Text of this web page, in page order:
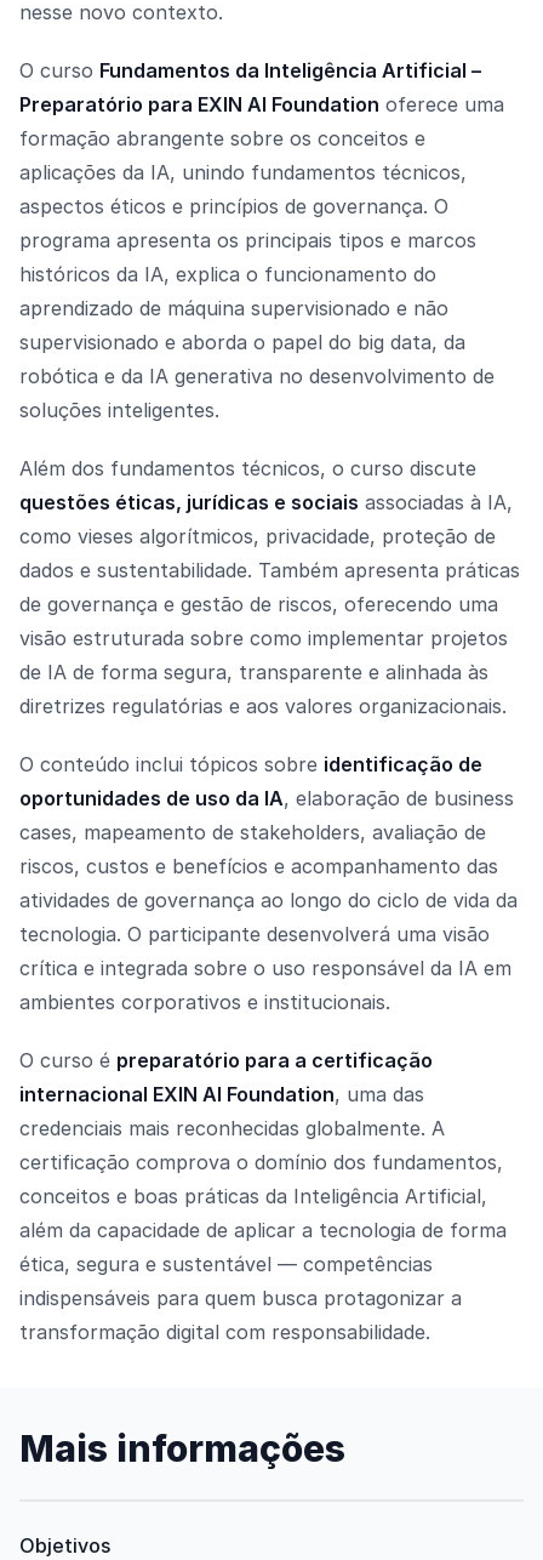
nesse novo contexto.
O curso Fundamentos da Inteligência Artificial –
Preparatório para EXIN AI Foundation oferece uma
formação abrangente sobre os conceitos e
aplicações da IA, unindo fundamentos técnicos,
aspectos éticos e princípios de governança. O
programa apresenta os principais tipos e marcos
históricos da IA, explica o funcionamento do
aprendizado de máquina supervisionado e não
supervisionado e aborda o papel do big data, da
robótica e da IA generativa no desenvolvimento de
soluções inteligentes.
Além dos fundamentos técnicos, o curso discute
questões éticas, jurídicas e sociais associadas à IA,
como vieses algorítmicos, privacidade, proteção de
dados e sustentabilidade. Também apresenta práticas
de governança e gestão de riscos, oferecendo uma
visão estruturada sobre como implementar projetos
de IA de forma segura, transparente e alinhada às
diretrizes regulatórias e aos valores organizacionais.
O conteúdo inclui tópicos sobre identificação de
oportunidades de uso da IA, elaboração de business
cases, mapeamento de stakeholders, avaliação de
riscos, custos e benefícios e acompanhamento das
atividades de governança ao longo do ciclo de vida da
tecnologia. O participante desenvolverá uma visão
crítica e integrada sobre o uso responsável da IA em
ambientes corporativos e institucionais.
O curso é preparatório para a certificação
internacional EXIN AI Foundation, uma das
credenciais mais reconhecidas globalmente. A
certificação comprova o domínio dos fundamentos,
conceitos e boas práticas da Inteligência Artificial,
além da capacidade de aplicar a tecnologia de forma
ética, segura e sustentável — competências
indispensáveis para quem busca protagonizar a
transformação digital com responsabilidade.
Mais informações
Objetivos